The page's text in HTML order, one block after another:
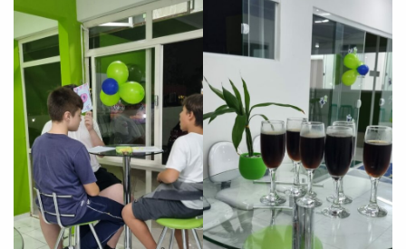
já vamos te colocar em contato
com a
Você é aluno inFlux?